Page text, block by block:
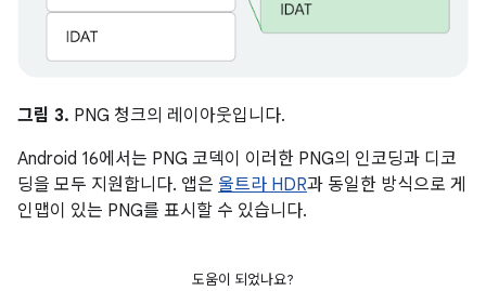
그림 3. PNG 청크의 레이아웃입니다.
Android 16에서는 PNG 코덱이 이러한 PNG의 인코딩과 디코
딩을 모두 지원합니다. 앱은 울트라 HDR과 동일한 방식으로 게
인맵이 있는 PNG를 표시할 수 있습니다.
도움이 되었나요?